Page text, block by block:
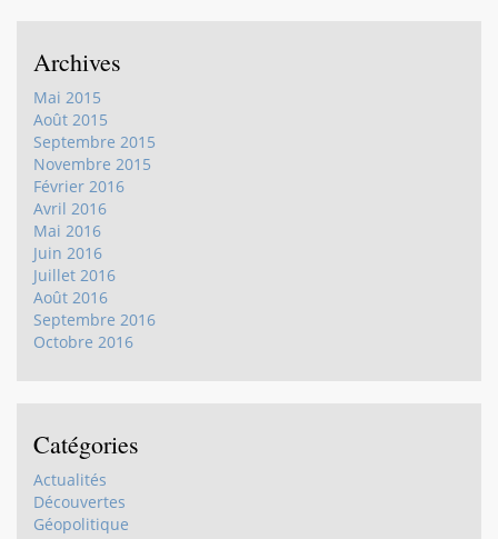
Archives
Mai 2015
Août 2015
Septembre 2015
Novembre 2015
Février 2016
Avril 2016
Mai 2016
Juin 2016
Juillet 2016
Août 2016
Septembre 2016
Octobre 2016
Catégories
Actualités
Découvertes
Géopolitique